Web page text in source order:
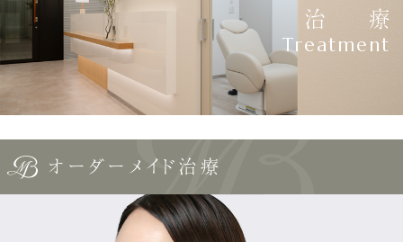
治 療
Treatment
オーダーメイド治療